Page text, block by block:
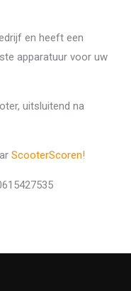
en heeft een
apparatuur voor uw
uitsluitend na
ScooterScoren!